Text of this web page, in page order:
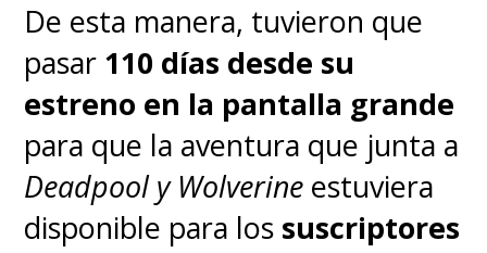
De esta manera, tuvieron que
pasar 110 días desde su
estreno en la pantalla grande
para que la aventura que junta a
Deadpool y Wolverine estuviera
disponible para los suscriptores